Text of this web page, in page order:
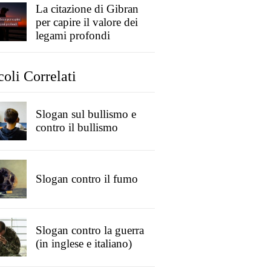
La citazione di Gibran
per capire il valore dei
legami profondi
Correlati
Slogan sul bullismo e
contro il bullismo
Slogan contro il fumo
Slogan contro la guerra
(in inglese e italiano)